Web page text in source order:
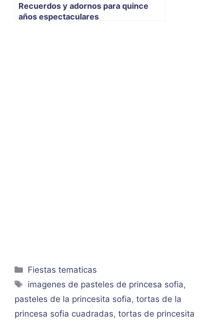
Recuerdos y adornos para quince
años espectaculares
Categorías
Fiestas tematicas
Etiquetas
imagenes de pasteles de princesa sofia,
pasteles de la princesita sofia, tortas de la
princesa sofia cuadradas, tortas de princesita